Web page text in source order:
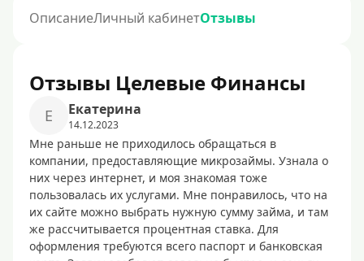
ОписаниеЛичный кабинетОтзывы
Отзывы Целевые Финансы
Е Екатерина
14.12.2023
Мне раньше не приходилось обращаться в
компании, предоставляющие микрозаймы. Узнала о
них через интернет, и моя знакомая тоже
пользовалась их услугами. Мне понравилось, что на
их сайте можно выбрать нужную сумму займа, и там
же рассчитывается процентная ставка. Для
оформления требуются всего паспорт и банковская